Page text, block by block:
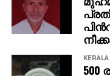
ബിബിന്‍ അജയന്
എന്നാല്‍ 90ാം
നേടുകയായിരുന്നു.
മിന്നും വിജയം
KERALA